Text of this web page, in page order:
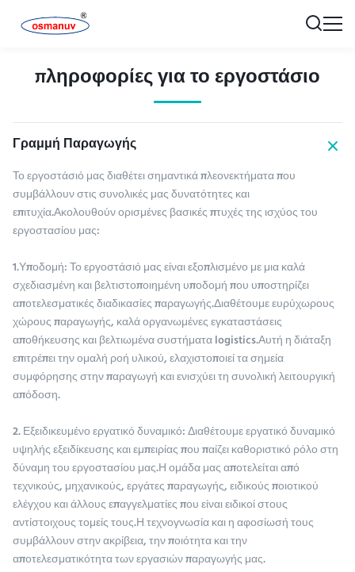
πληροφορίες για το εργοστάσιο
Γραμμή Παραγωγής
Το εργοστάσιό μας διαθέτει σημαντικά πλεονεκτήματα που
συμβάλλουν στις συνολικές μας δυνατότητες και
επιτυχία.Ακολουθούν ορισμένες βασικές πτυχές της ισχύος του
εργοστασίου μας:
1.Υποδομή: Το εργοστάσιό μας είναι εξοπλισμένο με μια καλά
σχεδιασμένη και βελτιστοποιημένη υποδομή που υποστηρίζει
αποτελεσματικές διαδικασίες παραγωγής.Διαθέτουμε ευρύχωρους
χώρους παραγωγής, καλά οργανωμένες εγκαταστάσεις
αποθήκευσης και βελτιωμένα συστήματα logistics.Αυτή η διάταξη
επιτρέπει την ομαλή ροή υλικού, ελαχιστοποιεί τα σημεία
συμφόρησης στην παραγωγή και ενισχύει τη συνολική λειτουργική
απόδοση.
2. Εξειδικευμένο εργατικό δυναμικό: Διαθέτουμε εργατικό δυναμικό
υψηλής εξειδίκευσης και εμπειρίας που παίζει καθοριστικό ρόλο στη
δύναμη του εργοστασίου μας.Η ομάδα μας αποτελείται από
τεχνικούς, μηχανικούς, εργάτες παραγωγής, ειδικούς ποιοτικού
ελέγχου και άλλους επαγγελματίες που είναι ειδικοί στους
αντίστοιχους τομείς τους.Η τεχνογνωσία και η αφοσίωσή τους
συμβάλλουν στην ακρίβεια, την ποιότητα και την
αποτελεσματικότητα των εργασιών παραγωγής μας.